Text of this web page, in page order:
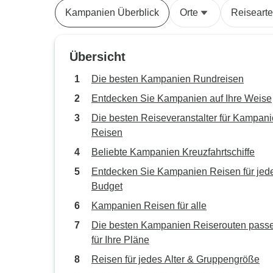
Kampanien Überblick Orte
Übersicht
Die besten Kampanien Rundreisen
Entdecken Sie Kampanien auf Ihre Weise
Die besten Reiseveranstalter für
Reisen
Beliebte Kampanien Kreuzfahrtschiffe
Entdecken Sie Kampanien Reisen für
Budget
Kampanien Reisen für alle
Die besten Kampanien Reiserouten
für Ihre Pläne
Reisen für jedes Alter & Gruppengröße